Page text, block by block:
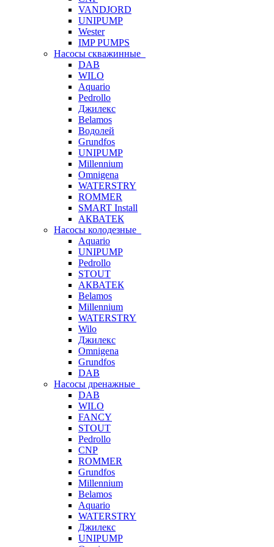
VANDJORD
UNIPUMP
Wester
IMP PUMPS
Насосы скважинные
DAB
WILO
Aquario
Pedrollo
Джилекс
Belamos
Водолей
Grundfos
UNIPUMP
Millennium
Omnigena
WATERSTRY
ROMMER
SMART Install
АКВАТЕК
Насосы колодезные
Aquario
UNIPUMP
Pedrollo
STOUT
АКВАТЕК
Belamos
Millennium
WATERSTRY
Wilo
Джилекс
Omnigena
Grundfos
DAB
Насосы дренажные
DAB
WILO
FANCY
STOUT
Pedrollo
CNP
ROMMER
Grundfos
Millennium
Belamos
Aquario
WATERSTRY
Джилекс
UNIPUMP